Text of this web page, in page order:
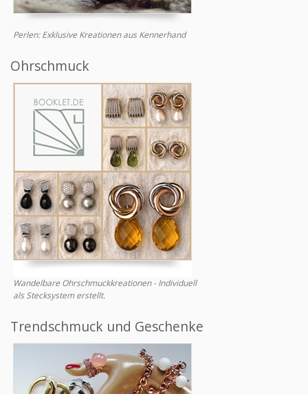
Perlen: Exklusive Kreationen aus Kennerhand
Ohrschmuck
Wandelbare Ohrschmuckkreationen - Individuell
als Stecksystem erstellt.
Trendschmuck und Geschenke